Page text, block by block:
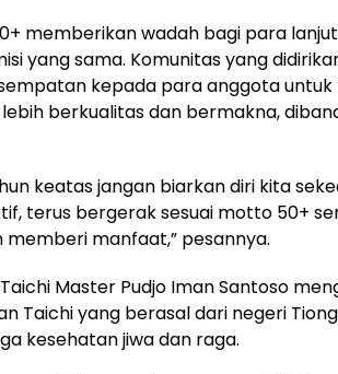
memberikan wadah bagi para
yang sama. Komunitas yang didirikan
kepada para anggota
berkualitas dan bermakna,
keatas jangan biarkan diri kita
terus bergerak sesuai motto 50+
manfaat,” pesannya.
Master Pudjo Iman Santoso
Taichi yang berasal dari negeri
kesehatan jiwa dan raga.